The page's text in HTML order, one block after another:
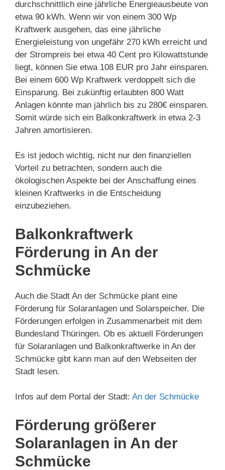
durchschnittlich eine jährliche Energieausbeute von
etwa 90 kWh. Wenn wir von einem 300 Wp
Kraftwerk ausgehen, das eine jährliche
Energieleistung von ungefähr 270 kWh erreicht und
der Strompreis bei etwa 40 Cent pro Kilowattstunde
liegt, können Sie etwa 108 EUR pro Jahr einsparen.
Bei einem 600 Wp Kraftwerk verdoppelt sich die
Einsparung. Bei zukünftig erlaubten 800 Watt
Anlagen könnte man jährlich bis zu 280€ einsparen.
Somit würde sich ein Balkonkraftwerk in etwa 2-3
Jahren amortisieren.
Es ist jedoch wichtig, nicht nur den finanziellen
Vorteil zu betrachten, sondern auch die
ökologischen Aspekte bei der Anschaffung eines
kleinen Kraftwerks in die Entscheidung
einzubeziehen.
Balkonkraftwerk
Förderung in An der
Schmücke
Auch die Stadt An der Schmücke plant eine
Förderung für Solaranlagen und Solarspeicher. Die
Förderungen erfolgen in Zusammenarbeit mit dem
Bundesland Thüringen. Ob es aktuell Förderungen
für Solaranlagen und Balkonkraftwerke in An der
Schmücke gibt kann man auf den Webseiten der
Stadt lesen.
Infos auf dem Portal der Stadt: An der Schmücke
Förderung größerer
Solaranlagen in An der
Schmücke